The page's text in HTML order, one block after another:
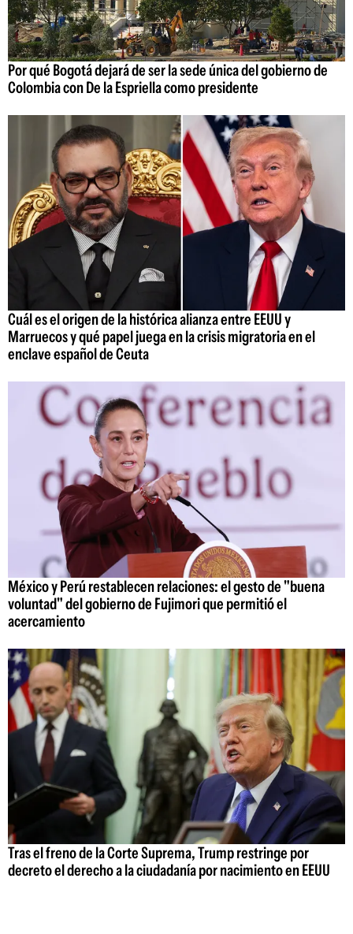
Por qué Bogotá dejará de ser la sede única del gobierno de
Colombia con De la Espriella como presidente
Cuál es el origen de la histórica alianza entre EEUU y
Marruecos y qué papel juega en la crisis migratoria en el
enclave español de Ceuta
México y Perú restablecen relaciones: el gesto de "buena
voluntad" del gobierno de Fujimori que permitió el
acercamiento
Tras el freno de la Corte Suprema, Trump restringe por
decreto el derecho a la ciudadanía por nacimiento en EEUU